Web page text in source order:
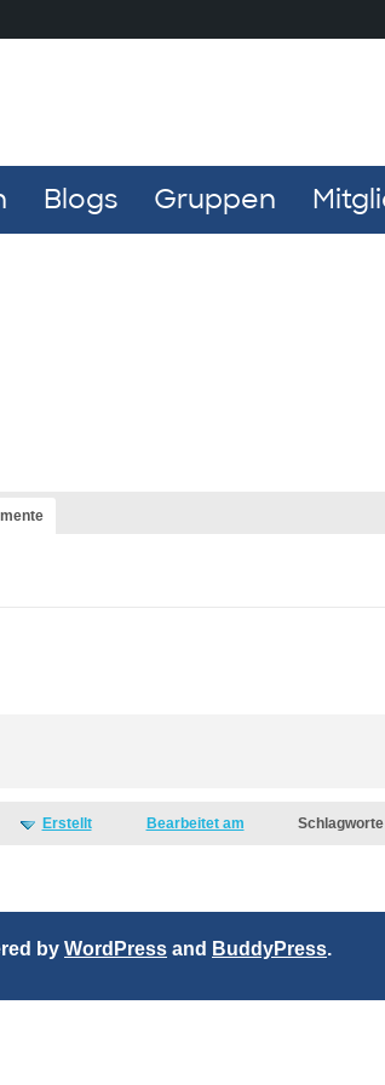
Blogs Gruppen
Erstellt Bearbeitet am Schlagworte
by WordPress and BuddyPress.